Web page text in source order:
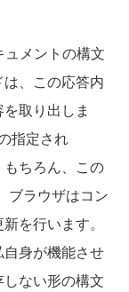
メントの構文
、この応答内
取り出しま
指定され
ちろん、この
ブラウザはコン
を行います。
身が機能させ
ない形の構文